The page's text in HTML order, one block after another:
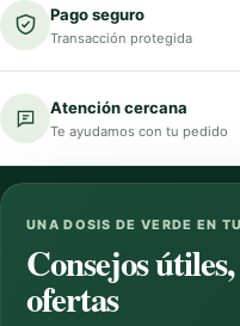
Pago seguro
Transacción protegida
Atención cercana
Te ayudamos con tu pedido
UNA DOSIS DE VERDE EN
Consejos
ofertas